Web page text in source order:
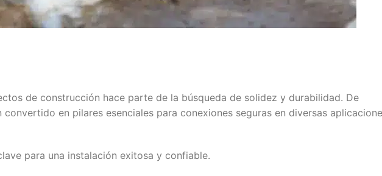
de construcción hace parte de la búsqueda de solidez y durabilidad. De
convertido en pilares esenciales para conexiones seguras en diversas
para una instalación exitosa y confiable.